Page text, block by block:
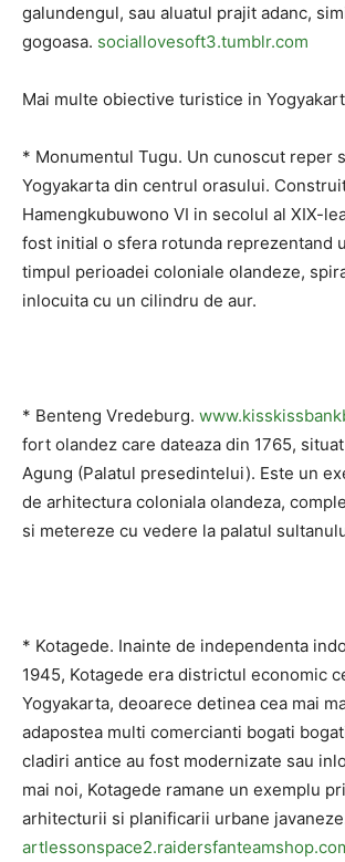
galundengul, sau aluatul prajit adanc,
gogoasa. sociallovesoft3.tumblr.com
Mai multe obiective turistice in
* Monumentul Tugu. Un cunoscut reper
Yogyakarta din centrul orasului.
Hamengkubuwono VI in secolul al XIX-
fost initial o sfera rotunda reprezentand
timpul perioadei coloniale olandeze,
inlocuita cu un cilindru de aur.
* Benteng Vredeburg.
fort olandez care dateaza din 1765,
Agung (Palatul presedintelui). Este un
de arhitectura coloniala olandeza,
si metereze cu vedere la palatul
* Kotagede. Inainte de independenta
1945, Kotagede era districtul economic
Yogyakarta, deoarece detinea cea mai
adapostea multi comercianti bogati
cladiri antice au fost modernizate sau
mai noi, Kotagede ramane un exemplu
arhitecturii si planificarii urbane